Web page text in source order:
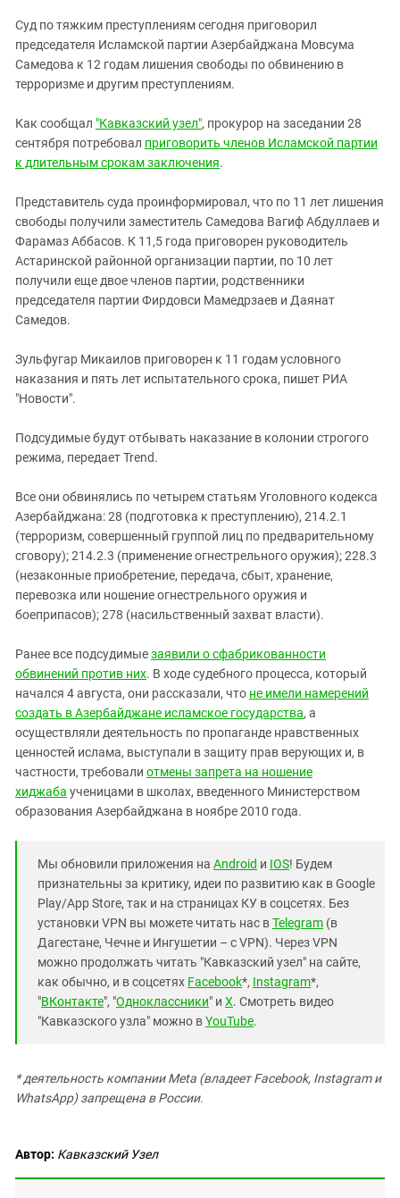
КАВКАЗ ЗА ПАЛЕСТИНУ
ИНАКОМЫСЛИЕ В ЧЕЧНЕ
ПРЕСЛЕДОВАНИЕ АКТИВИСТОВ
МОБИЛИЗАЦИЯ И ПРОТЕСТЫ
Ингушетия
Кабардино-Балкария
Карачаево-Черкесия
Краснодарский край
Российская Федерация
Ростовская область
Северная Осетия - Алания
СКФО
Ставропольский край
Южная Осетия
Южный Кавказ
Суд по тяжким преступлениям сегодня приговорил
председателя Исламской партии Азербайджана Мовсума
Самедова к 12 годам лишения свободы по обвинению в
терроризме и другим преступлениям.
Как сообщал "Кавказский узел", прокурор на заседании 28
сентября потребовал приговорить членов Исламской партии
к длительным срокам заключения.
Представитель суда проинформировал, что по 11 лет лишения
свободы получили заместитель Самедова Вагиф Абдуллаев и
Фарамаз Аббасов. К 11,5 года приговорен руководитель
Астаринской районной организации партии, по 10 лет
получили еще двое членов партии, родственники
председателя партии Фирдовси Мамедрзаев и Даянат
Самедов.
Зульфугар Микаилов приговорен к 11 годам условного
наказания и пять лет испытательного срока, пишет РИА
"Новости".
Подсудимые будут отбывать наказание в колонии строгого
режима, передает Trend.
Все они обвинялись по четырем статьям Уголовного кодекса
Азербайджана: 28 (подготовка к преступлению), 214.2.1
(терроризм, совершенный группой лиц по предварительному
сговору); 214.2.3 (применение огнестрельного оружия); 228.3
(незаконные приобретение, передача, сбыт, хранение,
перевозка или ношение огнестрельного оружия и
боеприпасов); 278 (насильственный захват власти).
Ранее все подсудимыезаявили о сфабрикованности
обвинений против них. В ходе судебного процесса, который
начался 4 августа, они рассказали, что не имели намерений
создать в Азербайджане исламское государства, а
осуществляли деятельность по пропаганде нравственных
ценностей ислама, выступали в защиту прав верующих и, в
частности, требовали отмены запрета на ношение
хиджаба ученицами в школах, введенного Министерством
образования Азербайджана в ноябре 2010 года.
Мы обновили приложения на Android и IOS! Будем
признательны за критику, идеи по развитию как в Google
Play/App Store, так и на страницах КУ в соцсетях. Без
установки VPN вы можете читать нас вTelegram (в
Дагестане, Чечне и Ингушетии – с VPN). Через VPN
можно продолжать читать "Кавказский узел" на сайте,
как обычно, и в соцсетях Facebook*, Instagram*,
"ВКонтакте", "Одноклассники" и X. Смотреть видео
"Кавказского узла" можно вYouTube.
* деятельность компании Meta (владеет Facebook, Instagram и
WhatsApp) запрещена в России.
Автор: Кавказский Узел